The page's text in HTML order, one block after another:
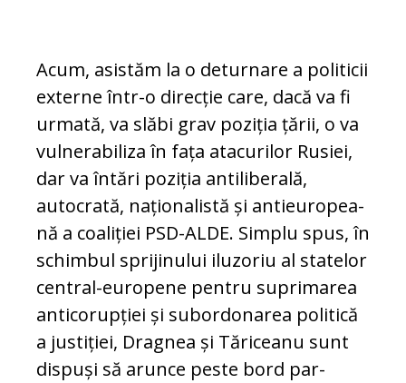
Acum, asistăm la o deturnare a politicii
ex­ter­ne într-o direcție care, dacă va fi
urmată, va slăbi grav poziția țării, o va
vulnerabiliza în fa­ța atacurilor Rusiei,
dar va întări poziția anti­li­berală,
autocrată, naționalistă și antieu­ro­pea­
nă a coaliției PSD-ALDE. Simplu spus, în
schim­bul sprijinului iluzoriu al statelor
central-eu­ro­pene pentru suprimarea
anticorupției și su­bor­donarea politică
a justiției, Dragnea și Tă­ri­ceanu sunt
dispuși să arunce peste bord par­